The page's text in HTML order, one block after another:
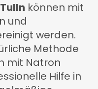
können mit
und
werden.
Methode
mit Natron
Hilfe in